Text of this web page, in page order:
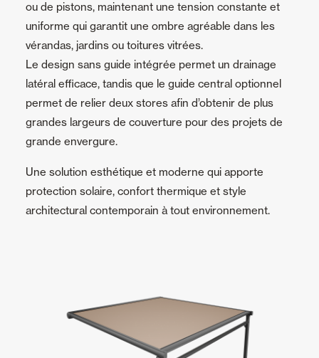
ou de pistons, maintenant une tension constante et
uniforme qui garantit une ombre agréable dans les
vérandas, jardins ou toitures vitrées.
Le design sans guide intégrée permet un drainage
latéral efficace, tandis que le guide central optionnel
permet de relier deux stores afin d’obtenir de plus
grandes largeurs de couverture pour des projets de
grande envergure.
Une solution esthétique et moderne qui apporte
protection solaire, confort thermique et style
architectural contemporain à tout environnement.